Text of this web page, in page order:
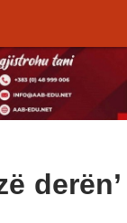
derën’